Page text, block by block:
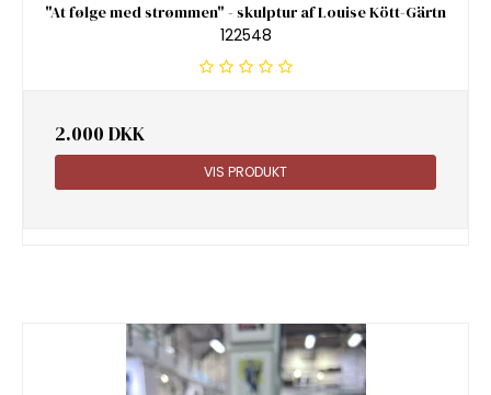
"At følge med strømmen" - skulptur af Louise Kött-Gärtn
122548
2.000 DKK
VIS PRODUKT